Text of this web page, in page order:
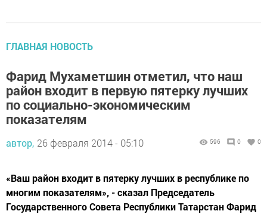
ГЛАВНАЯ НОВОСТЬ
Фарид Мухаметшин отметил, что наш
район входит в первую пятерку лучших
по социально-экономическим
показателям
автор, 26 февраля 2014 - 05:10 596 0 0
«Ваш район входит в пятерку лучших в республике по
многим показателям», - сказал Председатель
Государственного Совета Республики Татарстан Фарид